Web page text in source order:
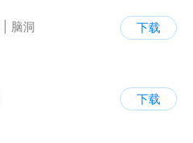
脑洞
下载
下载